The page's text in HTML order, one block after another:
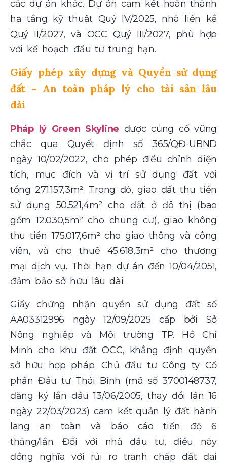
các dự án khác. Dự án cam kết hoàn thành
hạ tầng kỹ thuật Quý IV/2025, nhà liền kề
Quý II/2027, và OCC Quý III/2027, phù hợp
với kế hoạch đầu tư trung hạn.
Giấy phép xây dựng và Quyền sử dụng
đất – An toàn pháp lý cho tài sản lâu
dài
Pháp lý Green Skyline được củng cố vững
chắc qua Quyết định số 365/QĐ-UBND
ngày 10/02/2022, cho phép điều chỉnh diện
tích, mục đích và vị trí sử dụng đất với
tổng 271.157,3m². Trong đó, giao đất thu tiền
sử dụng 50.521,4m² cho đất ở đô thị (bao
gồm 12.030,5m² cho chung cư), giao không
thu tiền 175.017,6m² cho giao thông và công
viên, và cho thuê 45.618,3m² cho thương
mại dịch vụ. Thời hạn dự án đến 10/04/2051,
đảm bảo sở hữu lâu dài.
Giấy chứng nhận quyền sử dụng đất số
AA03312996 ngày 12/09/2025 cấp bởi Sở
Nông nghiệp và Môi trường TP. Hồ Chí
Minh cho khu đất OCC, khẳng định quyền
sở hữu hợp pháp. Chủ đầu tư Công ty Cổ
phần Đầu tư Thái Bình (mã số 3700148737,
đăng ký lần đầu 13/06/2005, thay đổi lần 16
ngày 22/03/2023) cam kết quản lý đất hành
lang an toàn và báo cáo tiến độ 6
tháng/lần. Đối với nhà đầu tư, điều này
đồng nghĩa với rủi ro tranh chấp đất đai